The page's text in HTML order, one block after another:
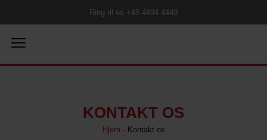
Ring til os +45 4494 4449
KONTAKT OS
Hjem - Kontakt os